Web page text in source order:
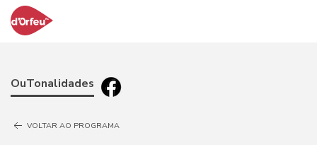
OuTonalidades
VOLTAR AO PROGRAMA